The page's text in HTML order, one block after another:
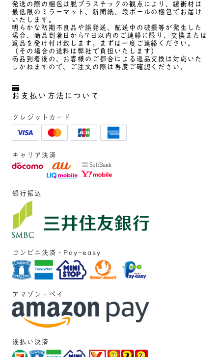
発送の際の梱包は脱プラスチックの観点により、緩衝材は
最低限のミラーマット、新聞紙、段ボールの梱包でお届け
いたします。
明らかな初期不良品や誤発送、配送中の破損等が発生した
場合、商品到着日から7日以内のご連絡に限り、交換または
返品を受け付け致します。まずは一度ご連絡ください。
（その場合の送料は弊社で負担いたします）
商品到着後の、お客様のご都合による返品交換は対応いた
しかねますので、ご注文の際は再度ご確認ください。
お支払い方法について
クレジットカード
キャリア決済
銀行振込
コンビニ決済・Pay-easy
アマゾン・ペイ
後払い決済